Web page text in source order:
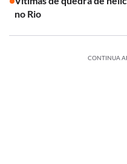
no Rio
CONTINUA